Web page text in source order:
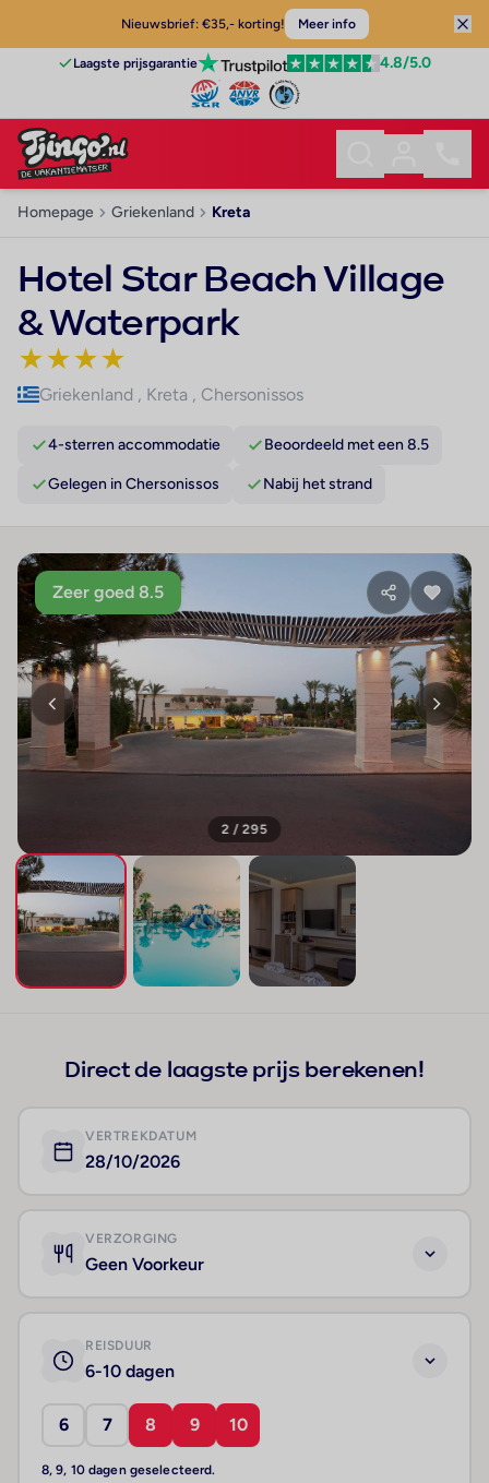
Nieuwsbrief: €35,- korting! Meer info
Laagste prijsgarantie 4.8/5.0
Homepage Griekenland Kreta
Hotel Star Beach Village
& Waterpark
★★★★
Griekenland , Kreta , Chersonissos
4-sterren accommodatie Beoordeeld met een 8.5
Gelegen in Chersonissos Nabij het strand
Zeer goed 8.5
2 / 295
Direct de laagste prijs berekenen!
VERTREKDATUM
28/10/2026
VERZORGING
Geen Voorkeur
REISDUUR
6-10 dagen
6 7 8 9 10
8, 9, 10 dagen geselecteerd.